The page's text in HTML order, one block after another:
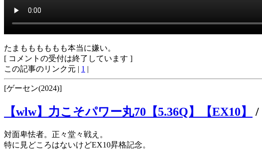
たまもももももも本当に嫌い。
[ コメントの受付は終了しています ]
この記事のリンク元 | 1 |
[ゲーセン(2024)]
【wlw】力こそパワー丸70【5.36Q】【EX10】 /
対面卑怯者。正々堂々戦え。
特に見どころはないけどEX10昇格記念。